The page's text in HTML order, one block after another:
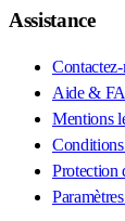
Assistance
Aide &
Mentions
Protection